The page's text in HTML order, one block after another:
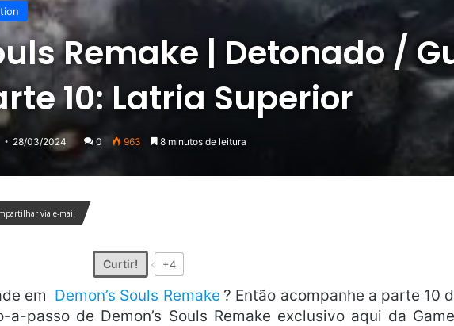
Remake | Detonado /
10: Latria Superior
28/03/2024 0 963 8 minutos de leitura
via e-mail
Curtir! +4
em Demon’s Souls Remake ? Então acompanhe a parte 10
passo de Demon’s Souls Remake exclusivo aqui da